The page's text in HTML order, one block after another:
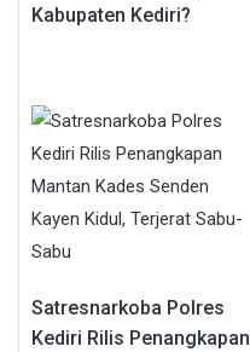
Kabupaten Kediri?
Satresnarkoba Polres
Kediri Rilis Penangkapan